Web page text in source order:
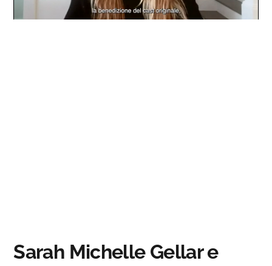
Loaded:
0%
:
0%
Sarah Michelle Gellar e